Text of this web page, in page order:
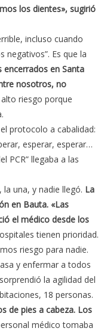
los dientes», sugirió
incluso cuando
negativos”. Es que la
encerrados en Santa
nosotros, no
riesgo porque
protocolo a cabalidad:
esperar, esperar…
PCR” llegaba a las
una, y nadie llegó. La
en Bauta. «Las
el médico desde los
tienen prioridad.
riesgo para nadie.
y enfermar a todos
la agilidad del
18 personas.
de pies a cabeza. Los
médico tomaba